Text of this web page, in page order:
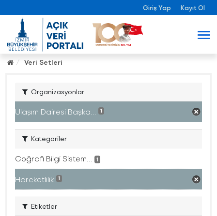
Giriş Yap Kayıt Ol
Veri Setleri
Organizasyonlar
Ulaşım Dairesi Başka... 1
Kategoriler
Coğrafi Bilgi Sistem... 1
Hareketlilik 1
Etiketler